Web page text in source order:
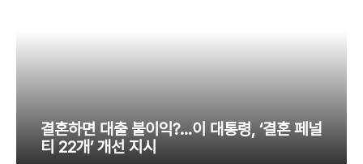
결혼하면 대출 불이익?…이 대통령, ‘결혼 페널
티 22개’ 개선 지시